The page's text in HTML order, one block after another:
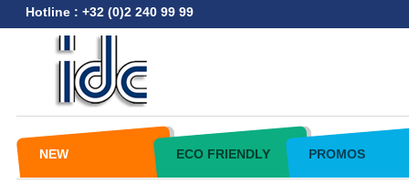
Hotline : +32 (0)2 240 99 99
NEW ECO FRIENDLY PROMOS